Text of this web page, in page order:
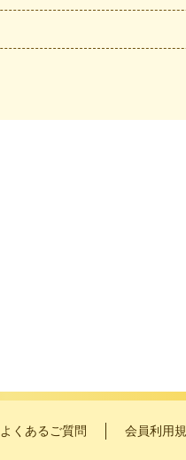
よくあるご質問 会員利用